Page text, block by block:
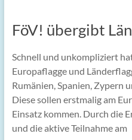
FöV! übergibt
Schnell und unkompliziert
Europaflagge und
Rumänien, Spanien, Zypern
Diese sollen erstmalig am
Einsatz kommen. Durch die
und die aktive Teilnahme am